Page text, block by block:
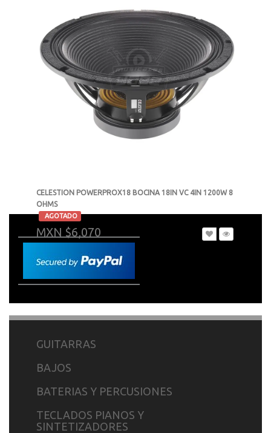
CELESTION POWERPROX18 BOCINA 18IN VC 4IN 1200W 8
OHMS
-
AGOTADO
MXN $6,070
GUITARRAS
BAJOS
BATERIAS Y PERCUSIONES
TECLADOS PIANOS Y
SINTETIZADORES